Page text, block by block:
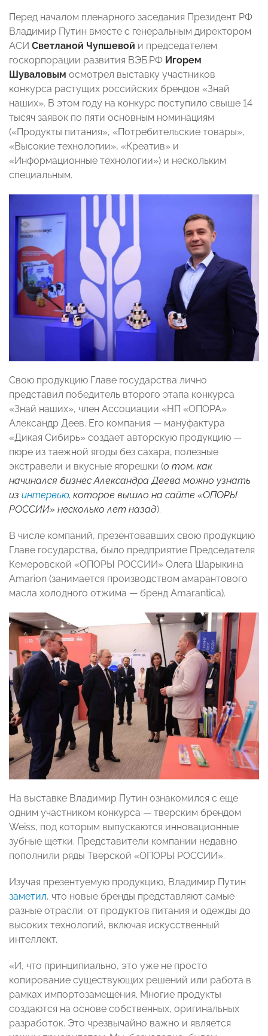
Перед началом пленарного заседания Президент РФ
Владимир Путин вместе с генеральным директором
АСИ Светланой Чупшевой и председателем
госкорпорации развития ВЭБ.РФ Игорем
Шуваловым осмотрел выставку участников
конкурса растущих российских брендов «Знай
наших». В этом году на конкурс поступило свыше 14
тысяч заявок по пяти основным номинациям
(«Продукты питания», «Потребительские товары»,
«Высокие технологии», «Креатив» и
«Информационные технологии») и нескольким
специальным.
Свою продукцию Главе государства лично
представил победитель второго этапа конкурса
«Знай наших», член Ассоциации «НП «ОПОРА»
Александр Деев. Его компания — мануфактура
«Дикая Сибирь» создает авторскую продукцию —
пюре из таежной ягоды без сахара, полезные
экстравели и вкусные ягорешки (о том, как
начинался бизнес Александра Деева можно узнать
из интервью, которое вышло на сайте «ОПОРЫ
РОССИИ» несколько лет назад).
В числе компаний, презентовавших свою продукцию
Главе государства, было предприятие Председателя
Кемеровской «ОПОРЫ РОССИИ» Олега Шарыкина
Amarion (занимается производством амарантового
масла холодного отжима — бренд Amarantica).
На выставке Владимир Путин ознакомился с еще
одним участником конкурса — тверским брендом
Weiss, под которым выпускаются инновационные
зубные щетки. Представители компании недавно
пополнили ряды Тверской «ОПОРЫ РОССИИ».
Изучая презентуемую продукцию, Владимир Путин
заметил, что новые бренды представляют самые
разные отрасли: от продуктов питания и одежды до
высоких технологий, включая искусственный
интеллект.
«И, что принципиально, это уже не просто
копирование существующих решений или работа в
рамках импортозамещения. Многие продукты
создаются на основе собственных, оригинальных
разработок. Это чрезвычайно важно и является